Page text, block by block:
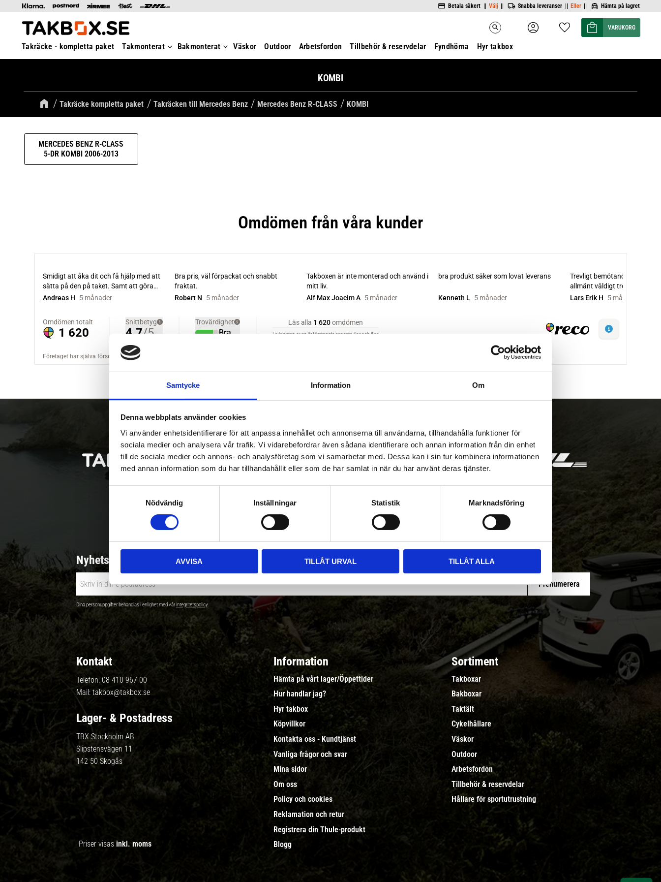
Samtycke Information Om
Denna webbplats använder cookies
Vi använder enhetsidentifierare för att anpassa innehållet och annonserna till användarna, tillhandahålla funktioner för
sociala medier och analysera vår trafik. Vi vidarebefordrar även sådana identifierare och annan information från din enhet
till de sociala medier och annons- och analysföretag som vi samarbetar med. Dessa kan i sin tur kombinera informationen
med annan information som du har tillhandahållit eller som de har samlat in när du har använt deras tjänster.
e
s
v
a
Nödvändig Inställningar Statistik Marknadsföring
AVVISA TILLÅT URVAL TILLÅT ALLA
Betala säkert || Välj || Snabba leveranser || Eller || Hämta på lagret
search Favoriter
Kundvagn
Takräcke - kompletta paket Takmonterat Bakmonterat Väskor Outdoor Arbetsfordon Tillbehör & reservdelar Fyndhörna Hyr takbox
KOMBI
Takräcke kompletta paket Takräcken till Mercedes Benz Mercedes Benz R-CLASS KOMBI
MERCEDES BENZ R-CLASS
5-DR KOMBI 2006-2013
Betala säkert || Snabba leveranser || Hämta på lagret med/utan montering
Nyhetsbrev - Ta del av nyheter & erbjudanden
Prenumerera
Dina personuppgifter behandlas i enlighet med vårintegritetspolicy.
Kontakt
Telefon: 08-410 967 00
Mail: takbox@takbox.se
Lager- & Postadress
TBX Stockholm AB
Slipstensvägen 11
142 50 Skogås
Information
Hämta på vårt lager/Öppettider
Hur handlar jag?
Hyr takbox
Köpvillkor
Kontakta oss - Kundtjänst
Vanliga frågor och svar
Mina sidor
Om oss
Policy och cookies
Reklamation och retur
Registrera din Thule-produkt
Blogg
Sortiment
Takboxar
Bakboxar
Taktält
Cykelhållare
Väskor
Outdoor
Arbetsfordon
Tillbehör & reservdelar
Hållare för sportutrustning
Priser visas inkl. moms